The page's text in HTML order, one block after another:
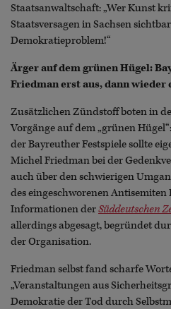
Staatsanwaltschaft: „Wer Kunst
Staatsversagen in Sachsen
Demokratieproblem!“
Ärger auf dem grünen Hügel:
Friedman erst aus, dann wieder
Zusätzlichen Zündstoff boten in
Vorgänge auf dem „grünen
der Bayreuther Festspiele sollte
Michel Friedman bei der
auch über den schwierigen
des eingeschworenen
Informationen derSüddeutschen
allerdings abgesagt, begründet
der Organisation.
Friedman selbst fand scharfe
„Veranstaltungen aus
Demokratie der Tod durch